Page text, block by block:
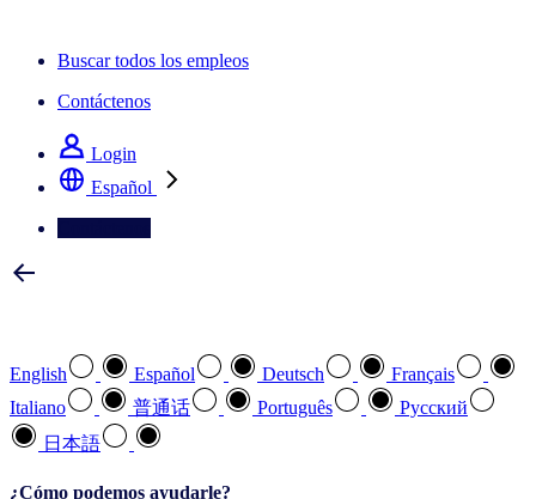
Buscar todos los empleos
Contáctenos
Login
Español
English Español Deutsch
Français
Italiano
普通话 Português
Pусский
日本語
¿Cómo podemos ayudarle?